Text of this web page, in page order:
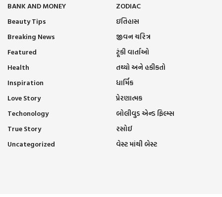
BANK AND MONEY
Beauty Tips
Breaking News
Featured
Health
Inspiration
Love Story
Techonology
True Story
Uncategorized
ZODIAC
ઇતિહાસ
જીવન ચરિત્ર
ટૂંકી વાર્તાઓ
તથ્યો અને હકીકતો
ધાર્મિક
પ્રેરણાત્મક
બોલીવુડ એન્ડ ફિલ્મ્સ
રસોઈ
વેસ્ટ માંથી બેસ્ટ